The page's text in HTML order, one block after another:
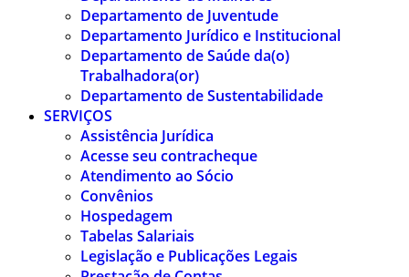
Departamento de Juventude
Departamento Jurídico e Institucional
Departamento de Saúde da(o)
Trabalhadora(or)
Departamento de Sustentabilidade
SERVIÇOS
Assistência Jurídica
Acesse seu contracheque
Atendimento ao Sócio
Convênios
Hospedagem
Tabelas Salariais
Legislação e Publicações Legais